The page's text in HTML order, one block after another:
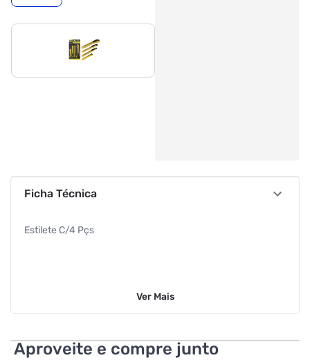
Ficha Técnica
Estilete C/4 Pçs
Ver Mais
Aproveite e compre junto